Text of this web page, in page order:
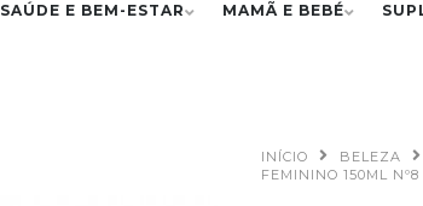
SAÚDE E BEM-ESTAR MAMÃ E BEBÉ
INÍCIO BELEZA
FEMININO 150ML Nº8